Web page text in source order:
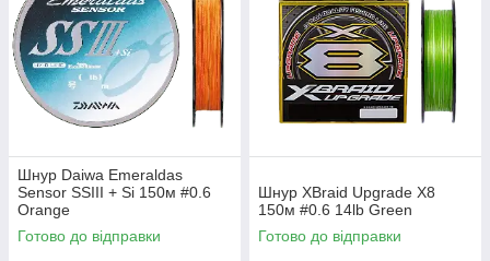
Шнур Daiwa Emeraldas
Sensor SSIII + Si 150м #0.6
Orange
Готово до відправки
Шнур XBraid Upgrade X8
150м #0.6 14lb Green
Готово до відправки